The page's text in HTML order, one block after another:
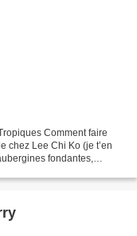
Comment faire
chez Lee Chi Ko (je t’en
fondantes,